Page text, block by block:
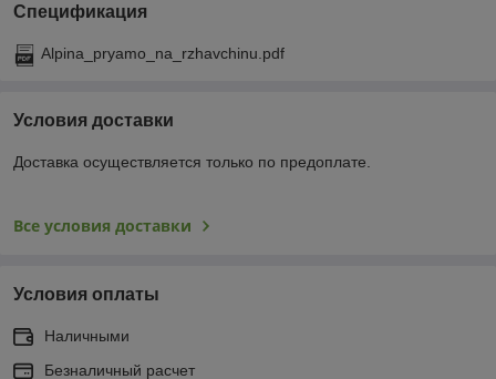
Спецификация
Alpina_pryamo_na_rzhavchinu.pdf
Условия доставки
Доставка осуществляется только по предоплате.
Все условия доставки
Условия оплаты
Наличными
Безналичный расчет